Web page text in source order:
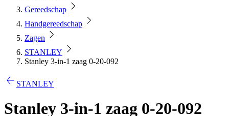
Gereedschap
Handgereedschap
Zagen
STANLEY
Stanley 3-in-1 zaag 0-20-092
STANLEY
Stanley 3-in-1 zaag 0-20-092